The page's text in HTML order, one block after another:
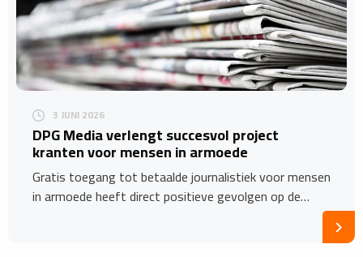
3 JUNI 2026
DPG Media verlengt succesvol project
kranten voor mensen in armoede
Gratis toegang tot betaalde journalistiek voor mensen
in armoede heeft direct positieve gevolgen op de…